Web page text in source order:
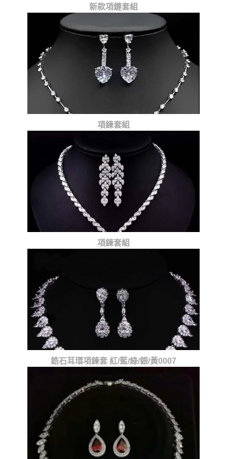
新款項鏈套組
項鍊套組
項鍊套組
鋯石耳環項鍊套 紅/藍/綠/銀/黃0007